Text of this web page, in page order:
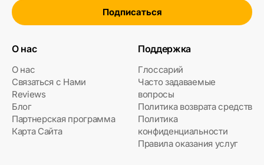
Подписаться
О нас
О нас
Связаться с Нами
Reviews
Блог
Партнерская программа
Карта Сайта
Поддержка
Глоссарий
Часто задаваемые
вопросы
Политика возврата средств
Политика
конфиденциальности
Правила оказания услуг